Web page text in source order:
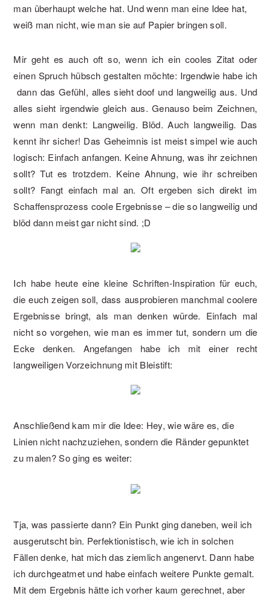
man überhaupt welche hat. Und wenn man eine Idee hat,
weiß man nicht, wie man sie auf Papier bringen soll.
Mir geht es auch oft so, wenn ich ein cooles Zitat oder
einen Spruch hübsch gestalten möchte: Irgendwie habe ich
dann das Gefühl, alles sieht doof und langweilig aus. Und
alles sieht irgendwie gleich aus. Genauso beim Zeichnen,
wenn man denkt: Langweilig. Blöd. Auch langweilig. Das
kennt ihr sicher! Das Geheimnis ist meist simpel wie auch
logisch: Einfach anfangen. Keine Ahnung, was ihr zeichnen
sollt? Tut es trotzdem. Keine Ahnung, wie ihr schreiben
sollt? Fangt einfach mal an. Oft ergeben sich direkt im
Schaffensprozess coole Ergebnisse – die so langweilig und
blöd dann meist gar nicht sind. ;D
Ich habe heute eine kleine Schriften-Inspiration für euch,
die euch zeigen soll, dass ausprobieren manchmal coolere
Ergebnisse bringt, als man denken würde. Einfach mal
nicht so vorgehen, wie man es immer tut, sondern um die
Ecke denken. Angefangen habe ich mit einer recht
langweiligen Vorzeichnung mit Bleistift:
Anschließend kam mir die Idee: Hey, wie wäre es, die
Linien nicht nachzuziehen, sondern die Ränder gepunktet
zu malen? So ging es weiter:
Tja, was passierte dann? Ein Punkt ging daneben, weil ich
ausgerutscht bin. Perfektionistisch, wie ich in solchen
Fällen denke, hat mich das ziemlich angenervt. Dann habe
ich durchgeatmet und habe einfach weitere Punkte gemalt.
Mit dem Ergebnis hätte ich vorher kaum gerechnet, aber